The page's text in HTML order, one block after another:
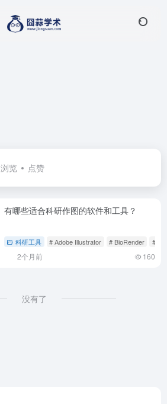
浏览 点赞
有哪些适合科研作图的软件和工具？
科研工具 # Adobe Illustrator # BioRender #
2个月前 160
没有了